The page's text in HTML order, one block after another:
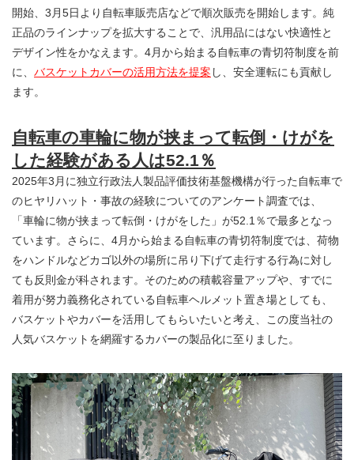
開始、3月5日より自転車販売店などで順次販売を開始します。純
正品のラインナップを拡大することで、汎用品にはない快適性と
デザイン性をかなえます。4月から始まる自転車の青切符制度を前
に、 バスケットカバーの活用方法を提案 し、安全運転にも貢献し
ます。
自転車の車輪に物が挟まって転倒・けがを
した経験がある人は52.1％
2025年3月に独立行政法人製品評価技術基盤機構が行った自転車で
のヒヤリハット・事故の経験についてのアンケート調査では、
「車輪に物が挟まって転倒・けがをした」が52.1％で最多となっ
ています。さらに、4月から始まる自転車の青切符制度では、荷物
をハンドルなどカゴ以外の場所に吊り下げて走行する行為に対し
ても反則金が科されます。そのための積載容量アップや、すでに
着用が努力義務化されている自転車ヘルメット置き場としても、
バスケットやカバーを活用してもらいたいと考え、この度当社の
人気バスケットを網羅するカバーの製品化に至りました。